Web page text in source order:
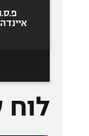
לוח